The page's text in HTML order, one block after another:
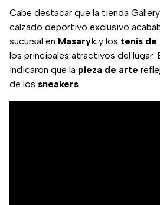
Cabe destacar que la tienda
calzado deportivo exclusivo
sucursal en Masaryk y los tenis de
los principales atractivos del lugar.
indicaron que la pieza de arte
de los sneakers.